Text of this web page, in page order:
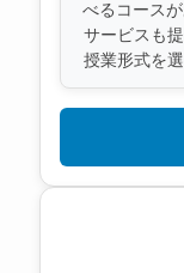
べるコース
サービスも
授業形式を